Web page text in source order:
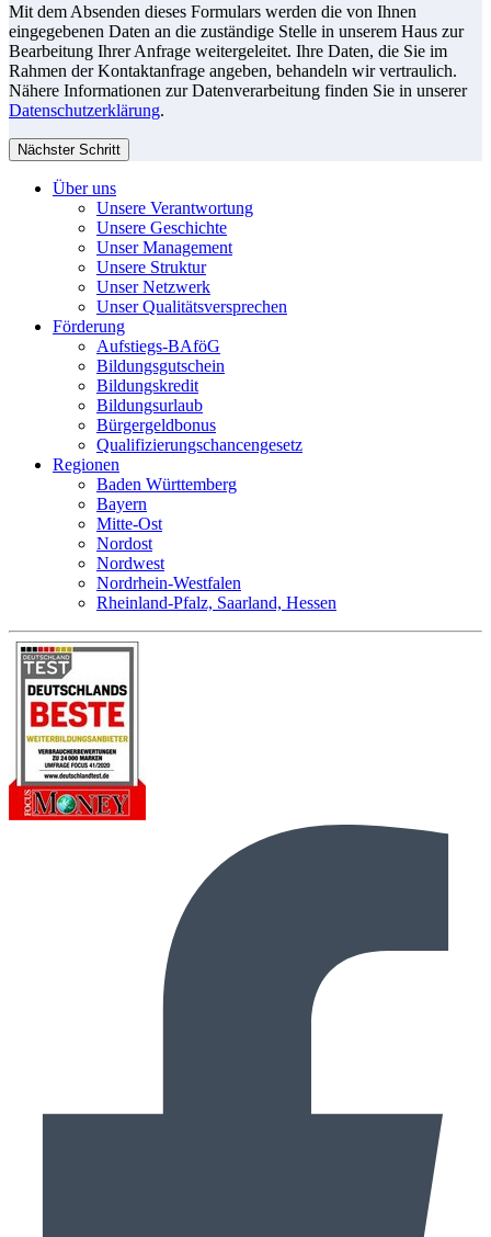
Mit dem Absenden dieses Formulars werden die von Ihnen
eingegebenen Daten an die zuständige Stelle in unserem Haus zur
Bearbeitung Ihrer Anfrage weitergeleitet. Ihre Daten, die Sie im
Rahmen der Kontaktanfrage angeben, behandeln wir vertraulich.
Nähere Informationen zur Datenverarbeitung finden Sie in unserer
Datenschutzerklärung.
Nächster Schritt
Über uns
Unsere Verantwortung
Unsere Geschichte
Unser Management
Unsere Struktur
Unser Netzwerk
Unser Qualitätsversprechen
Förderung
Aufstiegs-BAföG
Bildungsgutschein
Bildungskredit
Bildungsurlaub
Bürgergeldbonus
Qualifizierungschancengesetz
Regionen
Baden Württemberg
Bayern
Mitte-Ost
Nordost
Nordwest
Nordrhein-Westfalen
Rheinland-Pfalz, Saarland, Hessen